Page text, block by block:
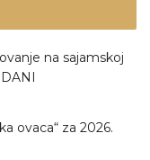
na sajamskoj
ovaca“ za 2026.